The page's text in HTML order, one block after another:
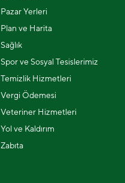
Pazar Yerleri
Plan ve Harita
Sağlık
Spor ve Sosyal Tesislerimiz
Temizlik Hizmetleri
Vergi Ödemesi
Veteriner Hizmetleri
Yol ve Kaldırım
Zabıta